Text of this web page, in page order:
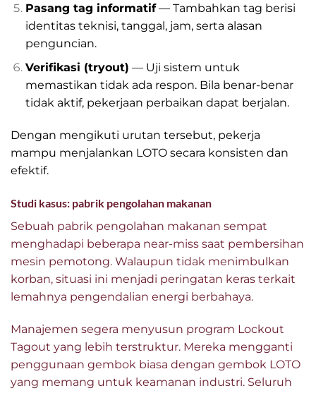
Pasang tag informatif— Tambahkan tag berisi
identitas teknisi, tanggal, jam, serta alasan
penguncian.
Verifikasi (tryout) — Uji sistem untuk
memastikan tidak ada respon. Bila benar-benar
tidak aktif, pekerjaan perbaikan dapat berjalan.
Dengan mengikuti urutan tersebut, pekerja
mampu menjalankan LOTO secara konsisten dan
efektif.
Studi kasus: pabrik pengolahan makanan
Sebuah pabrik pengolahan makanan sempat
menghadapi beberapa near-miss saat pembersihan
mesin pemotong. Walaupun tidak menimbulkan
korban, situasi ini menjadi peringatan keras terkait
lemahnya pengendalian energi berbahaya.
Manajemen segera menyusun program Lockout
Tagout yang lebih terstruktur. Mereka mengganti
penggunaan gembok biasa dengan gembok LOTO
yang memang untuk keamanan industri. Seluruh